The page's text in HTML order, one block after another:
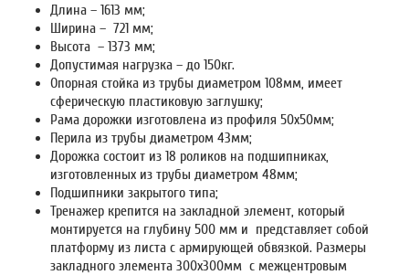
Длина – 1613 мм;
Ширина – 721 мм;
Высота – 1373 мм;
Допустимая нагрузка – до 150кг.
Опорная стойка из трубы диаметром 108мм, имеет
сферическую пластиковую заглушку;
Рама дорожки изготовлена из профиля 50х50мм;
Перила из трубы диаметром 43мм;
Дорожка состоит из 18 роликов на подшипниках,
изготовленных из трубы диаметром 48мм;
Подшипники закрытого типа;
Тренажер крепится на закладной элемент, который
монтируется на глубину 500 мм и представляет собой
платформу из листа с армирующей обвязкой. Размеры
закладного элемента 300х300мм с межцентровым